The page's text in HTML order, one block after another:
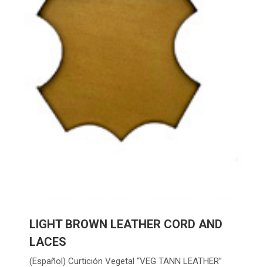
LIGHT BROWN LEATHER CORD AND
LACES
(Español) Curtición Vegetal “VEG TANN LEATHER”